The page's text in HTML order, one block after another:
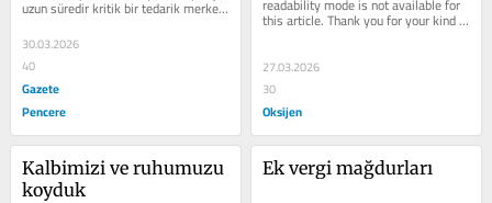
uzun süredir kritik bir tedarik merkezi
30.03.2026
40
Gazete
Pencere
this article. Thank you for your kind
27.03.2026
30
Oksijen
Kalbimizi ve ruhumuzu
koyduk
Ek vergi mağdurları